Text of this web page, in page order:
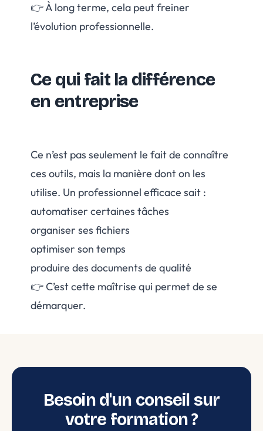
👉 À long terme, cela peut freiner
l’évolution professionnelle.
Ce qui fait la différence
en entreprise
Ce n’est pas seulement le fait de connaître
ces outils, mais la manière dont on les
utilise. Un professionnel efficace sait :
automatiser certaines tâches
organiser ses fichiers
optimiser son temps
produire des documents de qualité
👉 C’est cette maîtrise qui permet de se
démarquer.
Besoin d'un conseil sur
votre formation ?